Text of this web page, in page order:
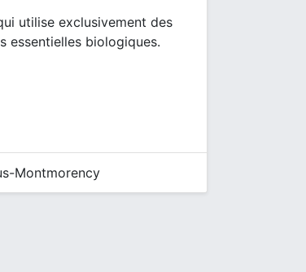
utilise exclusivement des
essentielles biologiques.
Montmorency